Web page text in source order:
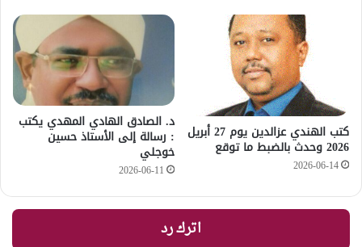
كتب الهندي عزالدين يوم 27 أبريل
2026 وحدث بالضبط ما توقع
2026-06-14
د. الصادق الهادي المهدي يكتب
: رسالة إلى الأستاذ حسين
خوجلي
2026-06-11
اترك رد